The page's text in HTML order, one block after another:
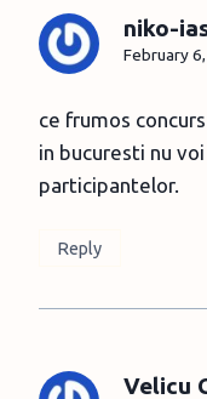
niko-
February
ce frumos
in bucuresti nu
participantelor.
Reply
Velicu